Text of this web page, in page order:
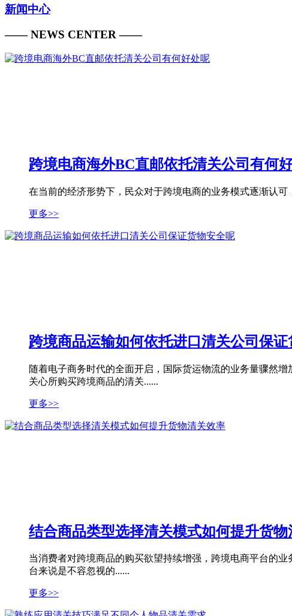
新闻中心
—— NEWS CENTER ——
跨境电商海外BC直邮依托清关公司有何
在当前的经济形势下，民众对于跨境电商的业务模式逐渐认
更多>>
跨境商品运输如何依托进口清关公司保
随着电子商务时代的全面开启，国际货运物流的业务量骤然
关心所购买跨境商品的清关......
更多>>
结合商品类型选择清关模式如何提升货物
当消费者对跨境商品的购买欲望持续增强，跨境电商平台的
台来说是不容忽视的......
更多>>